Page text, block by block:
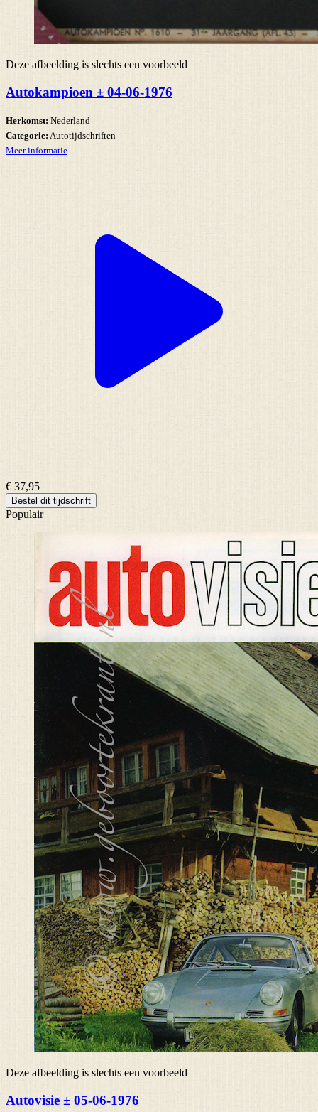
Deze afbeelding is slechts een voorbeeld
Autokampioen ± 04-06-1976
Herkomst: Nederland
Categorie: Autotijdschriften
Meer informatie
€ 37,95
Bestel dit tijdschrift
Populair
Deze afbeelding is slechts een voorbeeld
Autovisie ± 05-06-1976